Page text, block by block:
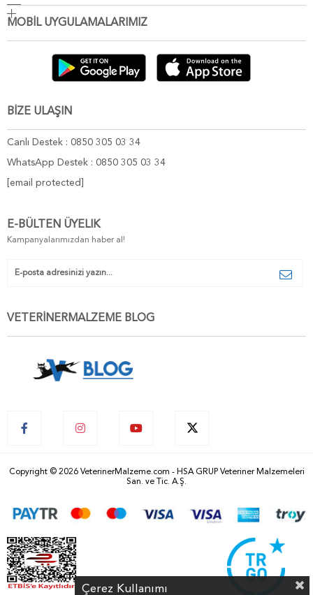
MOBİL UYGULAMALARIMIZ
BİZE ULAŞIN
Canlı Destek : 0850 305 03 34
WhatsApp Destek : 0850 305 03 34
[email protected]
E-BÜLTEN ÜYELIK
Kampanyalarımızdan haber al!
VETERİNERMALZEME BLOG
Copyright © 2026 VeterinerMalzeme.com - HSA GRUP Veteriner Malzemeleri
San. ve Tic. A.Ş.
Çerez Kullanımı